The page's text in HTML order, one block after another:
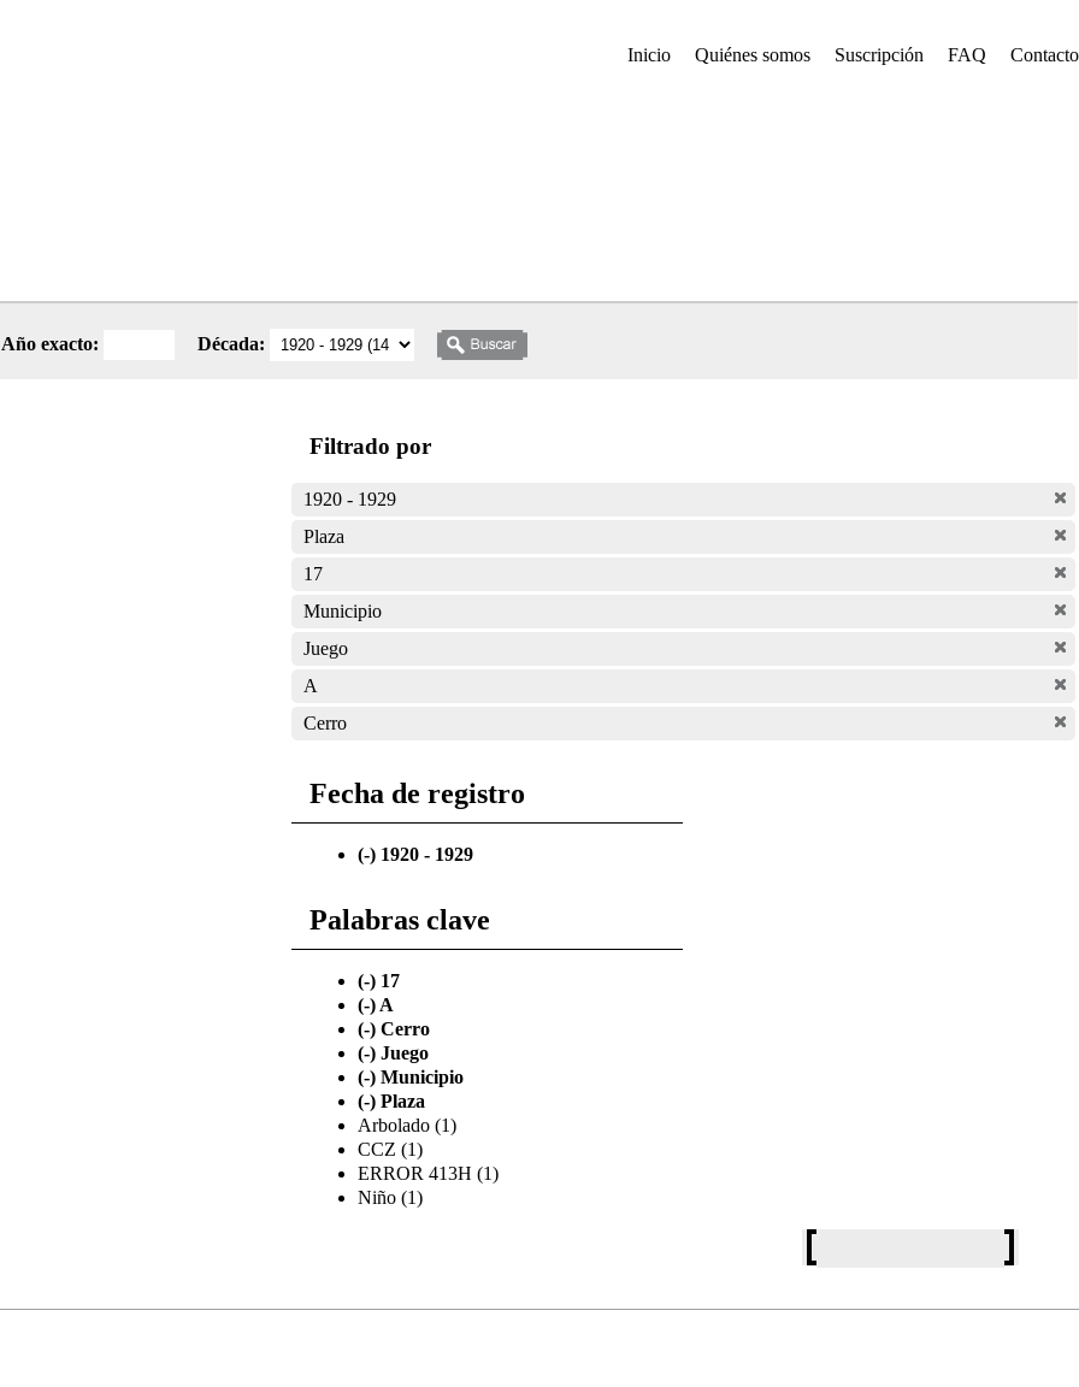
Inicio Quiénes somos Suscripción FAQ Contacto
Año exacto: Década:
Filtrado por
1920 - 1929
Plaza
17
Municipio
Juego
A
Cerro
Fecha de registro
(-) 1920 - 1929
Palabras clave
(-) 17
(-) A
(-) Cerro
(-) Juego
(-) Municipio
(-) Plaza
Arbolado (1)
CCZ (1)
ERROR 413H (1)
Niño (1)